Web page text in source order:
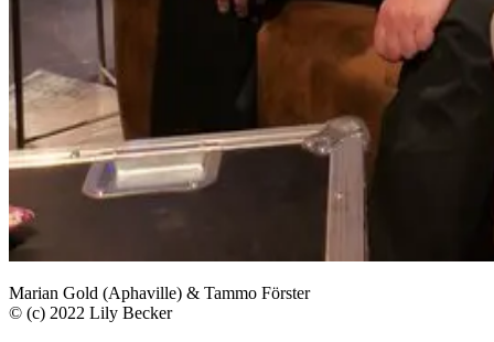
Marian Gold (Aphaville) & Tammo Förster
© (c) 2022 Lily Becker